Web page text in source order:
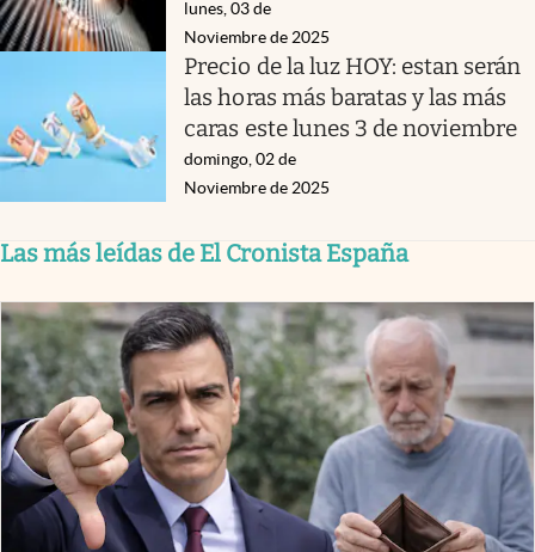
lunes, 03 de
Noviembre de 2025
Precio de la luz HOY: estan serán
las horas más baratas y las más
caras este lunes 3 de noviembre
domingo, 02 de
Noviembre de 2025
Las más leídas de El Cronista España